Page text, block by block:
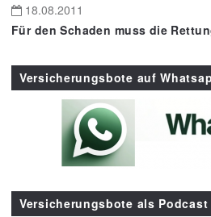
18.08.2011
Für den Schaden muss die
Versicherungsbote auf
Versicherungsbote als Podcast